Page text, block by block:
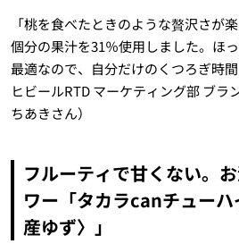
「桃を食べたときのような贅沢さが
個分の果汁を31％使用しました。ほ
最適なので、自分だけのくつろぎ時
ヒビールRTD マーケティング部 ブラ
ちあきさん）
フルーティで甘くない。
ワー「タカラcanチュー
産ゆず〉」